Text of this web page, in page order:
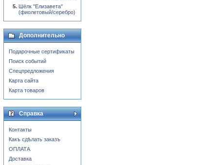
Шёлк "Елизавета"
(фиолетовый/серебро)
Дополнительно
Подарочные сертификаты
Поиск событий
Спецпредложения
Карта сайта
Карта товаров
Справка
Контакты
Какъ сдѣлать заказъ
ОПЛАТА
Доставка